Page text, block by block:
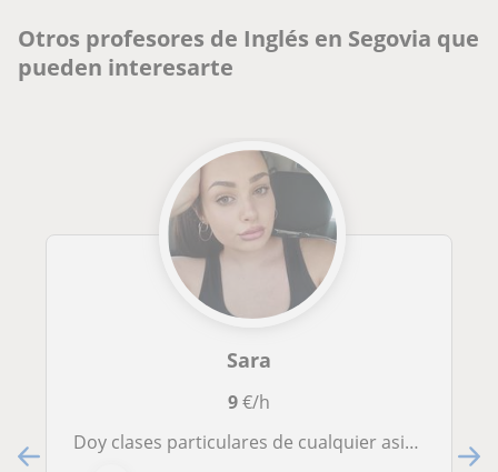
Otros profesores de Inglés en Segovia que
pueden interesarte
Sara
9€/h
Doy clases particulares de cualquier asignatura y de apoyo desde 1º de primaria a 4º de la E.S.O